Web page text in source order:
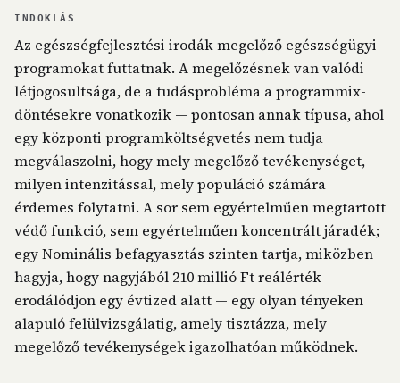
INDOKLÁS
Az egészségfejlesztési irodák megelőző egészségügyi
programokat futtatnak. A megelőzésnek van valódi
létjogosultsága, de a tudásprobléma a programmix-
döntésekre vonatkozik — pontosan annak típusa, ahol
egy központi programköltségvetés nem tudja
megválaszolni, hogy mely megelőző tevékenységet,
milyen intenzitással, mely populáció számára
érdemes folytatni. A sor sem egyértelműen megtartott
védő funkció, sem egyértelműen koncentrált járadék;
egy Nominális befagyasztás szinten tartja, miközben
hagyja, hogy nagyjából 210 millió Ft reálérték
erodálódjon egy évtized alatt — egy olyan tényeken
alapuló felülvizsgálatig, amely tisztázza, mely
megelőző tevékenységek igazolhatóan működnek.